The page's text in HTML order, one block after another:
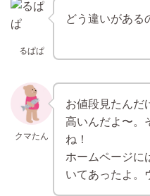
るぱぱ
どう違いがある
クマたん
お値段見たんだ
高いんだよ〜。
ね！
ホームページに
いてあったよ。